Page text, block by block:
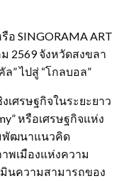
อ SINGORAMA ART
2569 จังหวัดสงขลา
” ไปสู่ “โกลบอล”
เศรษฐกิจในระยะยาว
หรือเศรษฐกิจแห่ง
พัฒนาแนวคิด
พเมืองแห่งความ
มินความสามารถของ